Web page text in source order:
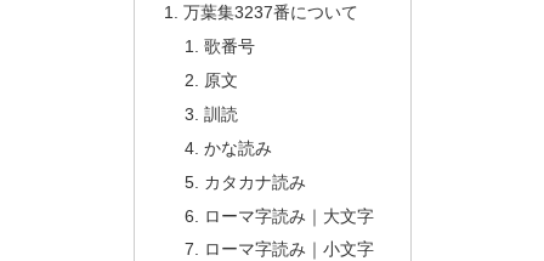
万葉集3237番について
歌番号
原文
訓読
かな読み
カタカナ読み
ローマ字読み｜大文字
ローマ字読み｜小文字